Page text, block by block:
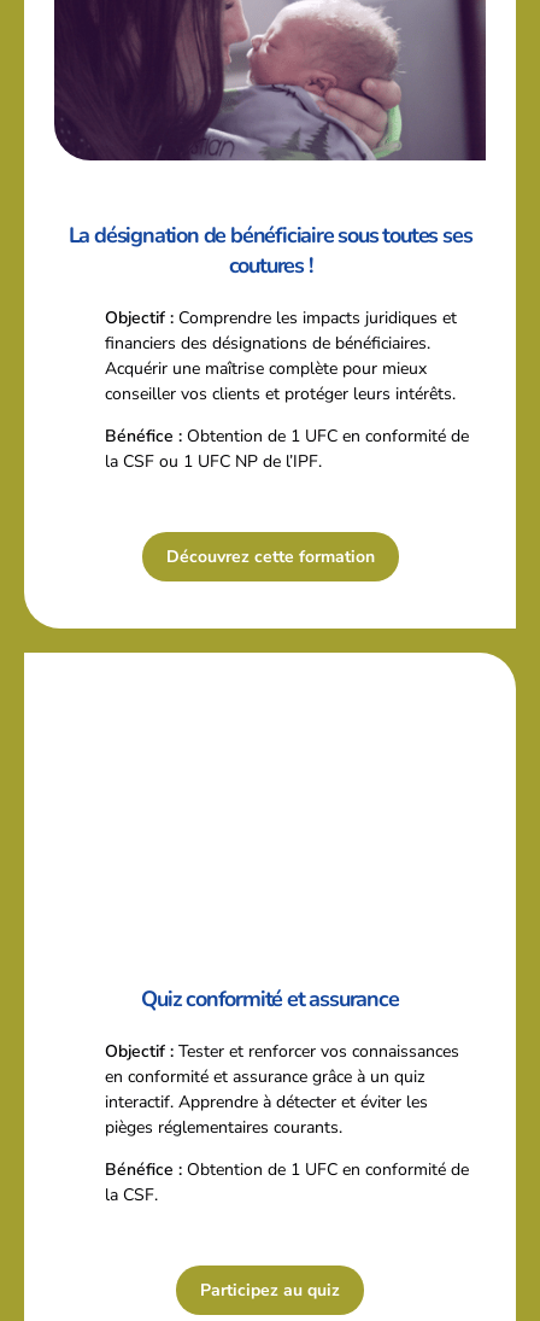
La désignation de bénéficiaire sous toutes ses
coutures !
Objectif :Comprendre les impacts juridiques et
financiers des désignations de bénéficiaires.
Acquérir une maîtrise complète pour mieux
conseiller vos clients et protéger leurs intérêts.
Bénéfice :Obtention de 1 UFC en conformité de
la CSF ou 1 UFC NP de l’IPF.
Découvrez cette formation
Quiz conformité et assurance
Objectif :Tester et renforcer vos connaissances
en conformité et assurance grâce à un quiz
interactif. Apprendre à détecter et éviter les
pièges réglementaires courants.
Bénéfice :Obtention de 1 UFC en conformité de
la CSF.
Participez au quiz